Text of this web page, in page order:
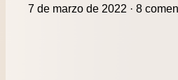
7 de marzo de 2022
8